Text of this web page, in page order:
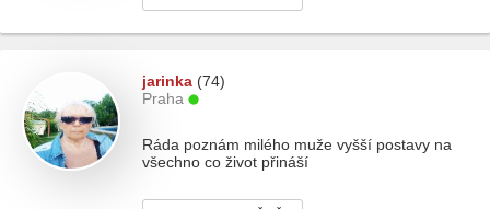
jarinka (74)
Praha
Ráda poznám milého muže vyšší postavy na
všechno co život přináší